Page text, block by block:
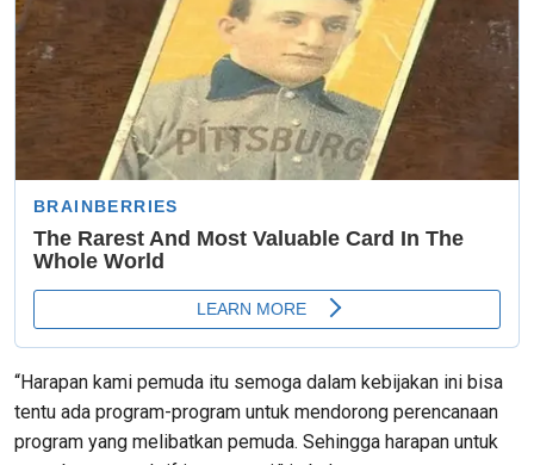
“Harapan kami pemuda itu semoga dalam kebijakan ini bisa
tentu ada program-program untuk mendorong perencanaan
program yang melibatkan pemuda. Sehingga harapan untuk